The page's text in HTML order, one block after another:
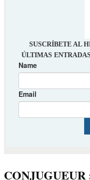
CONJUGUEUR